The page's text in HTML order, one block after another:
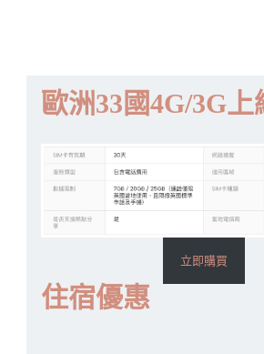
歐洲33國4G/3G
立即購買
住宿優惠